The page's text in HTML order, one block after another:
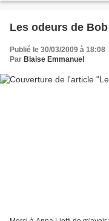
Les odeurs de
Publié le 30/03/2009 à 18:08
Par Blaise Emmanuel